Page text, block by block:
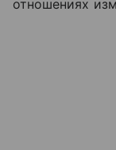
отношениях